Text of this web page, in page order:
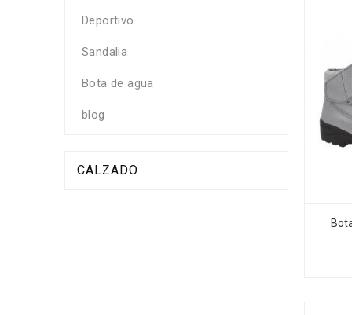
Deportivo
Sandalia
Bota de agua
blog
CALZADO